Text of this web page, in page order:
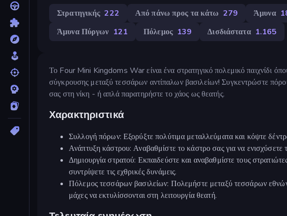
Στρατηγικής 222 Από πάνω προς τα κάτω 279 Άμυνα
Άμυνα Πύργων 121 Πόλεμος 139 Δισδιάστατα 1.165
Το Four Mini Kingdoms War είναι ένα στρατηγικό πολεμικό παιχνίδι
σύγκρουσης μεταξύ τεσσάρων αντίπαλων βασιλείων! Συγκεντρώστε
σας στη νίκη - ή απλά παρατηρήστε το χάος ως θεατής.
Χαρακτηριστικά
Συλλογή πόρων: Εξορύξτε πολύτιμα μεταλλεύματα και κόψτε
Ανάπτυξη κάστρου: Αναβαθμίστε το κάστρο σας για να ενισχύσετε
Δημιουργία στρατού: Εκπαιδεύστε και αναβαθμίστε τους
συντρίψετε τις εχθρικές δυνάμεις.
Πόλεμος τεσσάρων βασιλείων: Πολεμήστε μεταξύ τεσσάρων
μάχες να εκτυλίσσονται στη λειτουργία θεατή.